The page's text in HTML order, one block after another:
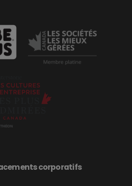
corporatifs